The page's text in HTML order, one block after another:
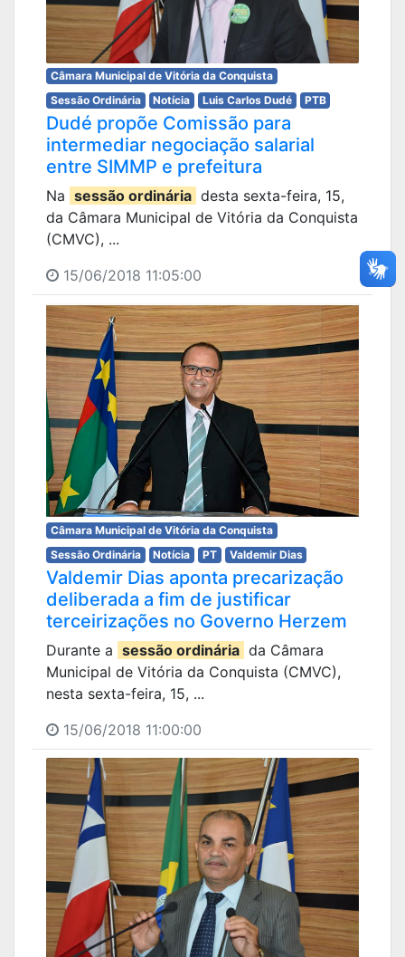
Câmara Municipal de Vitória da Conquista
Sessão Ordinária
Notícia Luis Carlos Dudé PTB
Dudé propõe Comissão para
intermediar negociação salarial
entre SIMMP e prefeitura
Na sessão ordinária desta sexta-feira, 15,
da Câmara Municipal de Vitória da Conquista
(CMVC), ...
15/06/2018 11:05:00
Câmara Municipal de Vitória da Conquista
Sessão Ordinária
Notícia PT Valdemir Dias
Valdemir Dias aponta precarização
deliberada a fim de justificar
terceirizações no Governo Herzem
Durante a sessão ordinária da Câmara
Municipal de Vitória da Conquista (CMVC),
nesta sexta-feira, 15, ...
15/06/2018 11:00:00